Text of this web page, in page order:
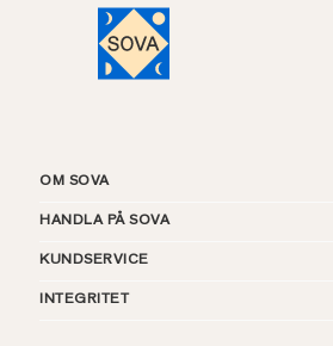
OM SOVA
HANDLA PÅ SOVA
KUNDSERVICE
INTEGRITET